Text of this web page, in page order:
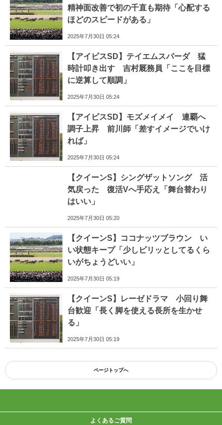
精神面改善で初の千直も期待「心配する
ほどのスピードがある」
2025年7月30日 05:24
【アイビスSD】テイエムスパーダ 猛
時計叩き出す 吉村厩務員「ここを目標
に逆算して順調」
2025年7月30日 05:24
【アイビスSD】モズメイメイ 連覇へ
調子上昇 前川師「差すイメージでいけ
れば」
2025年7月30日 05:24
【クイーンS】シングザットソング 活
気戻った 復活Vへ手応え「舞台替わり
はいい」
2025年7月30日 05:20
【クイーンS】ココナッツブラウン い
い状態キープ「少しピリッとしてるくら
いがちょうどいい」
2025年7月30日 05:19
【クイーンS】レーゼドラマ 小回り舞
台歓迎「長く脚を使える長所を生かせ
る」
2025年7月30日 05:19
ページトップへ
よくあるご質問